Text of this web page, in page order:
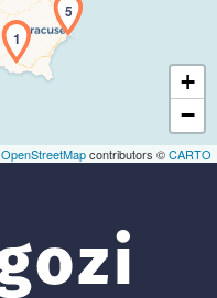
1
5
+
−
OpenStreetMapcontributors ©CARTO